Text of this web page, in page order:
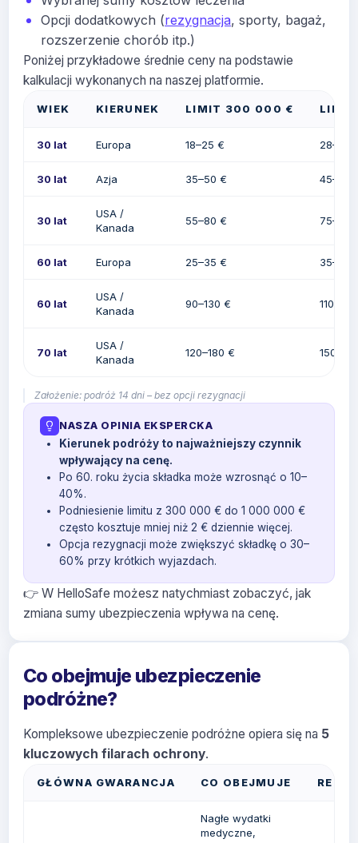
Opcji dodatkowych (rezygnacja, sporty, bagaż,
rozszerzenie chorób itp.)
Poniżej przykładowe średnie ceny na podstawie
kalkulacji wykonanych na naszej platformie.
WIEK KIERUNEK LIMIT 300 000 €
30 lat Europa 18–25 € 28–35
30 lat Azja 35–50 € 45–65
30 lat
USA /
Kanada
55–80 € 75–110
60 lat Europa 25–35 € 35–45
60 lat
USA /
Kanada
90–130 €
70 lat
USA /
Kanada
120–180 €
Założenie: podróż 14 dni – bez opcji rezygnacji
NASZA OPINIA EKSPERCKA
Kierunek podróży to najważniejszy czynnik
wpływający na cenę.
Po 60. roku życia składka może wzrosnąć o 10–
40%.
Podniesienie limitu z 300 000 € do 1 000 000 €
często kosztuje mniej niż 2 € dziennie więcej.
Opcja rezygnacji może zwiększyć składkę o 30–
60% przy krótkich wyjazdach.
👉 W HelloSafe możesz natychmiast zobaczyć, jak
zmiana sumy ubezpieczenia wpływa na cenę.
Co obejmuje ubezpieczenie
podróżne?
Kompleksowe ubezpieczenie podróżne opiera się na 5
kluczowych filarach ochrony.
GŁÓWNA GWARANCJA CO OBEJMUJE
Nagłe wydatki
medyczne,